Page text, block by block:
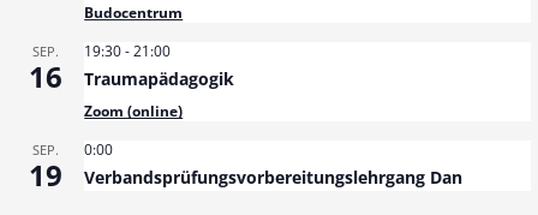
Budocentrum
SEP.
16
19:30-21:00
Traumapädagogik
Zoom (online)
SEP.
19
0:00
Verbandsprüfungsvorbereitungslehrgang Dan